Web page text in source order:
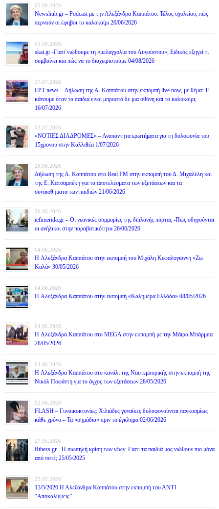
05.08.2026
Newshub.gr – Podcast με την Αλεξάνδρα Καππάτου: Τέλος σχολείου, πώς
περνούν οι έφηβοι το καλοκαίρι 26/06/2026
05.08.2026
skai.gr -Γιατί νιώθουμε τη «μελαγχολία του Αυγούστου»; Ειδικός εξηγεί τι
συμβαίνει και πώς να το διαχειριστούμε 04/08/2026
17.07.2026
ΕΡΤ news – Δήλωση της Α. Καππάτου στην εκπομπή live now, με θέμα: Τι
κάνουμε όταν τα παιδιά είναι μπροστά δε μια οθόνη και το καλοκαίρι;
16/07/2026
02.07.2026
«ΝΟΤΙΕΣ ΔΙΑΔΡΟΜΕΣ» – Αναπάντητα ερωτήματα για τη δολοφονία του
15χρονου στην Καλλιθέα 1/07/2026
26.06.2026
Δήλωση της Α. Καππάτου στο Real FM στην εκπομπή του Δ. Μιχαλέλη και
της Ε. Κατσαμπέκη για τα αποτελέσματα των εξετάσεων και τα
συναισθήματα των παιδιών 21/06/2026
26.06.2026
iefimerida.gr – Οι νεανικές συμμορίες της διπλανής πόρτας -Πώς οδηγούνται
οι ανήλικοι στην παραβατικότητα 26/06/2026
04.06.2026
H Αλεξάνδρα Καππάτου στην εκπομπή του Μιχάλη Κεφαλογιάννη «Ζω
Καλά» 30/05/2026
04.06.2026
H Αλεξάνδρα Καππάτου στην εκπομπή «Καλημέρα Ελλάδα» 08/05/2026
04.06.2026
H Αλεξάνδρα Καππάτου στο MEGA στην εκπομπή με την Μάιρα Mπάρμπα
28/05/2026
04.06.2026
H Αλεξάνδρα Καππάτου στο κανάλι της Ναυτεμπορικής στην εκπομπή της
Νικόλ Ποφάντη για το άγχος των εξετάσεων 28/05/2026
02.06.2026
FLASH – Γυναικοκτονίες: Χιλιάδες γυναίκες δολοφονούνται παγκοσμίως
κάθε χρόνο – Τα «σημάδια» πριν το έγκλημα 02/06/2026
27.05.2026
Rthess.gr · Η σιωπηλή κρίση των νέων: Γιατί τα παιδιά μας νιώθουν πιο μόνα
από ποτέ; 25/05/2025
25.05.2026
13/5/2026 Η Αλεξάνδρα Καππάτου στην εκπομπή του ΑΝΤ1
“Αποκαλύψεις”